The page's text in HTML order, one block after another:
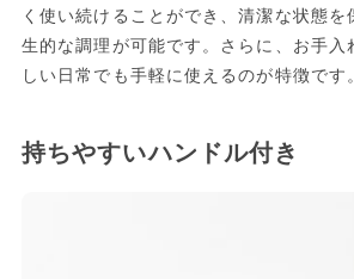
く使い続けることができ、清潔な状態を
生的な調理が可能です。さらに、お手入
しい日常でも手軽に使えるのが特徴です
持ちやすいハンドル付き